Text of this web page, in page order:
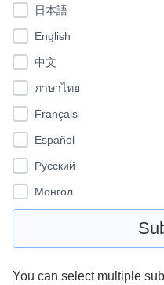
日本語
English
中文
ภาษาไทย
Français
Español
Pусский
Монгол
You can select multiple